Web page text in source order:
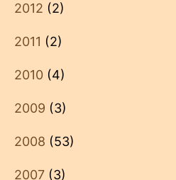
2012 (2)
2011 (2)
2010 (4)
2009 (3)
2008 (53)
2007 (3)